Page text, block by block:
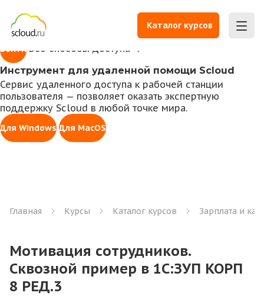
Доступ к личному кабинету для работы с 1С,
управления правами, оплаты счетов и заказа услуг
Войти Все способы доступа
Инструмент для удаленной помощи Scloud
Сервис удаленного доступа к рабочей станции
пользователя — позволяет оказать экспертную
поддержку Scloud в любой точке мира.
Для Windows Для MacOS
Каталог курсов
Главная Курсы Каталог курсов Зарплата и
Мотивация сотрудников.
Сквозной пример в 1С:ЗУП КОРП
8 РЕД.3